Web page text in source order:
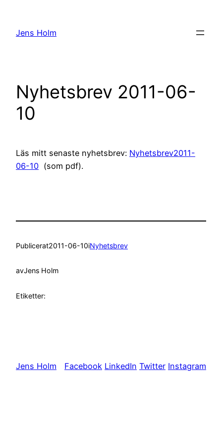
innehåll
Jens Holm
Nyhetsbrev 2011-06-
10
Läs mitt senaste nyhetsbrev: Nyhetsbrev2011-
06-10 (som pdf).
Publicerat2011-06-10iNyhetsbrev
avJens Holm
Etiketter:
Jens Holm Facebook LinkedIn Twitter Instagram